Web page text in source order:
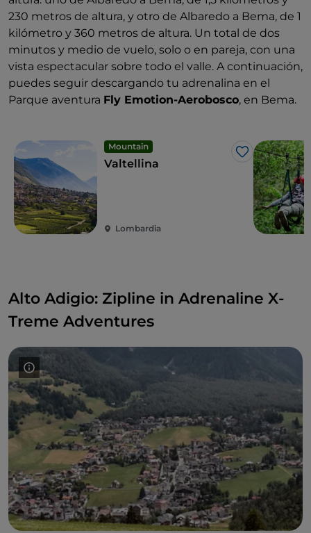
230 metros de altura, y otro de Albaredo a Bema, de 1
kilómetro y 360 metros de altura. Un total de dos
minutos y medio de vuelo, solo o en pareja, con una
vista espectacular sobre todo el valle. A continuación,
puedes seguir descargando tu adrenalina en el
Parque aventura Fly Emotion-Aerobosco, en Bema.
Mountain
Me gusta
Valtellina
Lombardia
Alto Adigio: Zipline in Adrenaline X-
Treme Adventures